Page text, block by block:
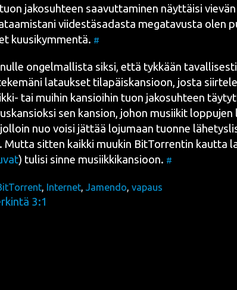
jako­suh­teen saa­vut­ta­mi­nen näyt­täi­si
vii­des­tä­sa­das­ta mega­ta­vus­ta olen
kuusi­kym­men­tä. #
ongel­mal­lis­ta sik­si, että tyk­kään
latauk­set tila­päis­kan­sioon, jos­ta
tai mui­hin kan­sioi­hin tuon jako­suh­teen
sen kan­sion, johon musii­kit lop­pu­jen
nuo voi­si jät­tää loju­maan tuon­ne
Mut­ta sit­ten kaik­ki muu­kin Bit­Tor­rentin kaut­ta
) tuli­si sin­ne musiik­ki­kan­sioon. #
, Internet, Jamendo, vapaus
3:1